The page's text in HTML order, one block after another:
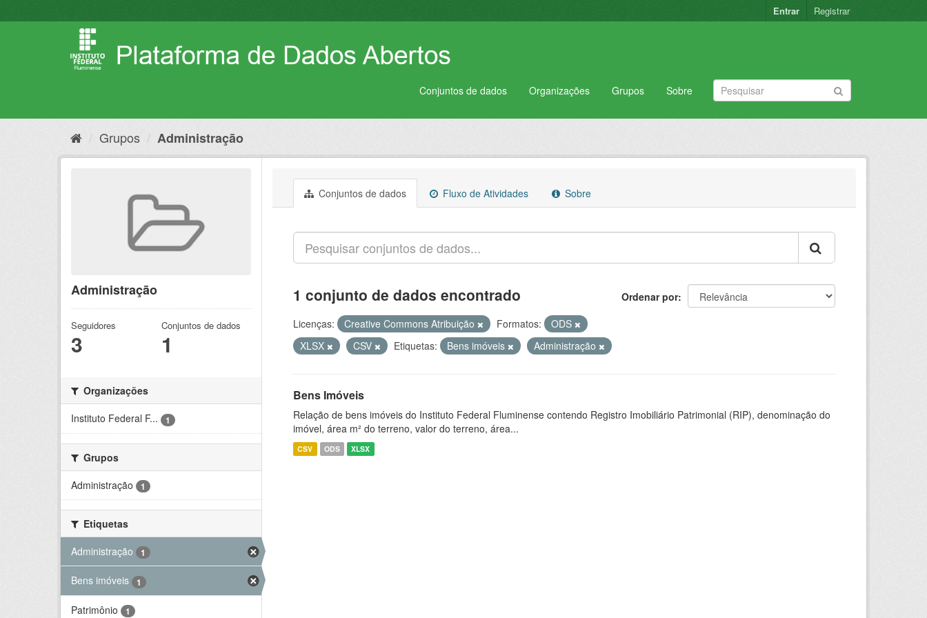
para
Entrar Registrar
Conjuntos de dados Organizações Grupos Sobre
Grupos Administração
Administração
Seguidores
3
Conjuntos de dados
1
Organizações
Instituto Federal F...
1
Grupos
Administração
1
Etiquetas
Administração
1
Bens imóveis 1
Patrimônio 1
Conjuntos de dados Fluxo de Atividades Sobre
Ordenar por
1 conjunto de dados encontrado
Licenças: Creative Commons Atribuição Formatos:
ODS
XLSX
CSV Etiquetas: Bens imóveis Administração
Bens Imóveis
Relação de bens imóveis do Instituto Federal Fluminense contendo Registro Imobiliário Patrimonial (RIP), denominação do
imóvel, área m² do terreno, valor do terreno, área...
CSV ODS XLSX